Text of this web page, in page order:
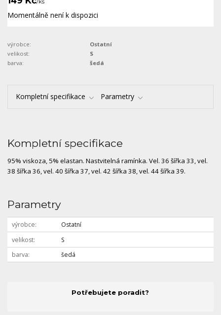
/ks
Momentálně není k dispozici
výrobce:
Ostatní
velikost:
S
barva:
šedá
Kompletní specifikace Parametry
Kompletní specifikace
95% viskoza, 5% elastan. Nastvitelná ramínka. Vel. 36 šířka 33, vel.
38 šířka 36, vel. 40 šířka 37, vel. 42 šířka 38, vel. 44 šířka 39.
Parametry
výrobce
Ostatní
velikost
S
barva
šedá
Potřebujete poradit?